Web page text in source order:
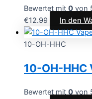
Bewertet mit 0 von
€12.99 In den
10-OH-HHC
10-OH-HHC
Bewertet mit 0 von